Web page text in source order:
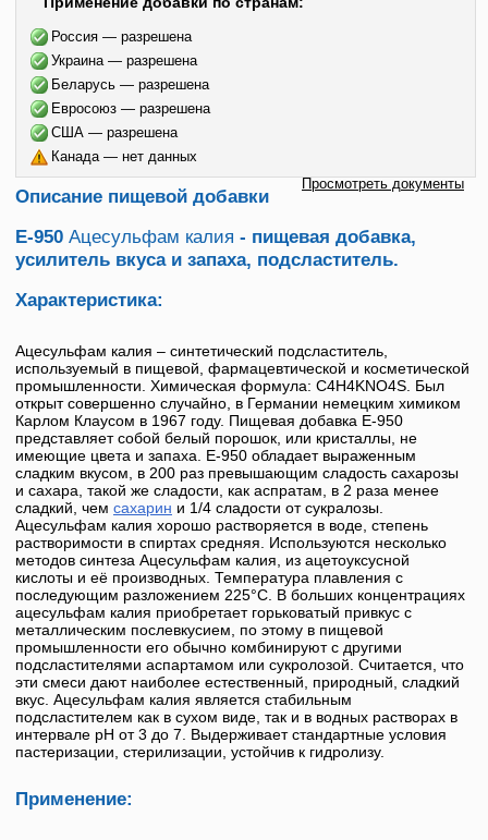
Россия — разрешена
Украина — разрешена
Беларусь — разрешена
Евросоюз — разрешена
США — разрешена
Канада — нет данных
Просмотреть документы
Описание пищевой добавки
Е-950 Ацесульфам калия - пищевая добавка,
усилитель вкуса и запаха, подсластитель.
Характеристика:
Ацесульфам калия – синтетический подсластитель,
используемый в пищевой, фармацевтической и косметической
промышленности. Химическая формула: C4H4KNO4S. Был
открыт совершенно случайно, в Германии немецким химиком
Карлом Клаусом в 1967 году. Пищевая добавка Е-950
представляет собой белый порошок, или кристаллы, не
имеющие цвета и запаха. Е-950 обладает выраженным
сладким вкусом, в 200 раз превышающим сладость сахарозы
и сахара, такой же сладости, как аспратам, в 2 раза менее
сладкий, чем сахарин и 1/4 сладости от сукралозы.
Ацесульфам калия хорошо растворяется в воде, степень
растворимости в спиртах средняя. Используются несколько
методов синтеза Ацесульфам калия, из ацетоуксусной
кислоты и её производных. Температура плавления с
последующим разложением 225°С. В больших концентрациях
ацесульфам калия приобретает горьковатый привкус с
металлическим послевкусием, по этому в пищевой
промышленности его обычно комбинируют с другими
подсластителями аспартамом или сукролозой. Считается, что
эти смеси дают наиболее естественный, природный, сладкий
вкус. Ацесульфам калия является стабильным
подсластителем как в сухом виде, так и в водных растворах в
интервале рН от 3 до 7. Выдерживает стандартные условия
пастеризации, стерилизации, устойчив к гидролизу.
Применение: